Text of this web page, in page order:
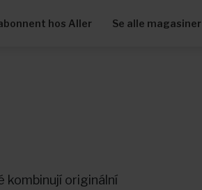
hos Aller Se alle magasiner
kombinují originální